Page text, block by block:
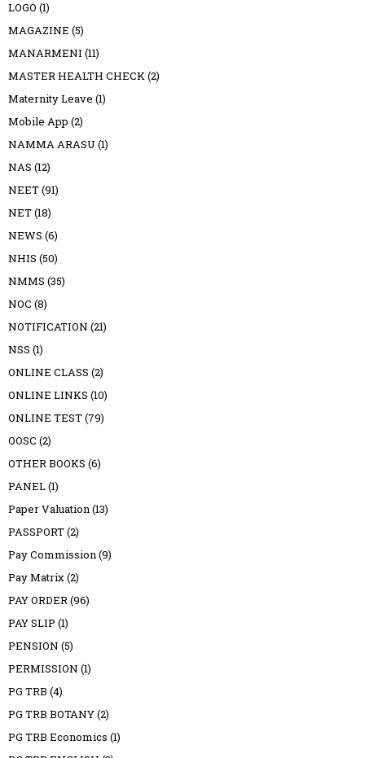
LOGO (1)
MAGAZINE (5)
MANARMENI (11)
MASTER HEALTH CHECK(2)
Maternity Leave (1)
Mobile App (2)
NAMMA ARASU (1)
NAS (12)
NEET(91)
NET(18)
NEWS (6)
NHIS (50)
NMMS (35)
NOC (8)
NOTIFICATION (21)
NSS (1)
ONLINE CLASS (2)
ONLINE LINKS (10)
ONLINE TEST(79)
OOSC (2)
OTHER BOOKS (6)
PANEL(1)
Paper Valuation(13)
PASSPORT(2)
Pay Commission(9)
Pay Matrix(2)
PAY ORDER(96)
PAY SLIP (1)
PENSION (5)
PERMISSION (1)
PG TRB (4)
PG TRB BOTANY(2)
PG TRB Economics (1)